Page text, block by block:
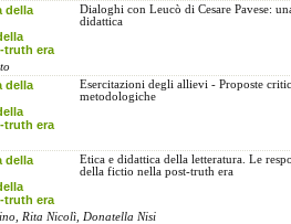
della
truth era
Dialoghi con Leucò di Cesare Pavese:
didattica
della
truth era
Esercitazioni degli allievi - Proposte
metodologiche
della
truth era
Etica e didattica della letteratura. Le
della fictio nella post-truth era
Rita Nicolì, Donatella Nisi